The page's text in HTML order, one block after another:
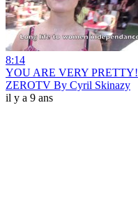
8:14
YOU ARE VERY PRETTY!
ZEROTV By Cyril Skinazy
il y a 9 ans